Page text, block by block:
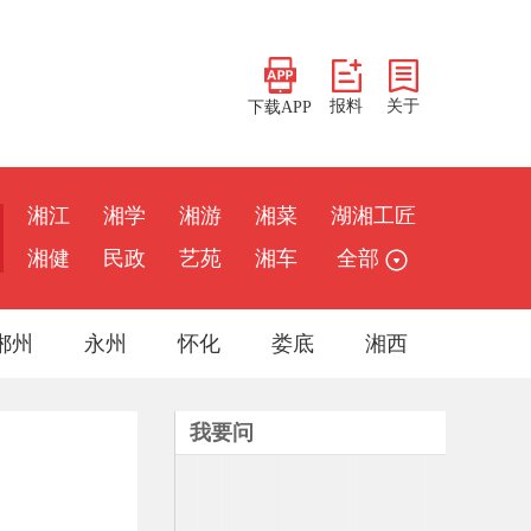
下载APP 报料 关于
湘江 湘学 湘游 湘菜
湖湘工匠
湘健
民政 艺苑 湘车 全部
州 永州 怀化 娄底 湘西
我要问